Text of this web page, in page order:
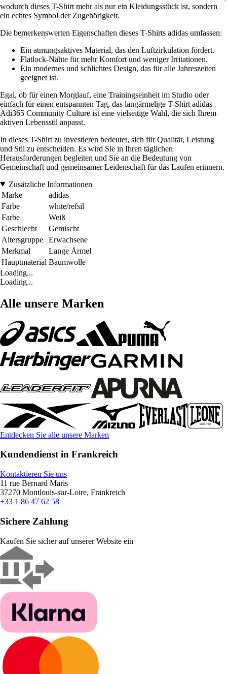
wodurch dieses T-Shirt mehr als nur ein Kleidungsstück ist, sondern
ein echtes Symbol der Zugehörigkeit.
Die bemerkenswerten Eigenschaften dieses T-Shirts adidas umfassen:
Ein atmungsaktives Material, das den Luftzirkulation fördert.
Flatlock-Nähte für mehr Komfort und weniger Irritationen.
Ein modernes und schlichtes Design, das für alle Jahreszeiten
geeignet ist.
Egal, ob für einen Morglauf, eine Trainingseinheit im Studio oder
einfach für einen entspannten Tag, das langärmelige T-Shirt adidas
Adi365 Community Culture ist eine vielseitige Wahl, die sich Ihrem
aktiven Lebensstil anpasst.
In dieses T-Shirt zu investieren bedeutet, sich für Qualität, Leistung
und Stil zu entscheiden. Es wird Sie in Ihren täglichen
Herausforderungen begleiten und Sie an die Bedeutung von
Gemeinschaft und gemeinsamer Leidenschaft für das Laufen erinnern.
Zusätzliche Informationen
Marke
adidas
Farbe
white/refsil
Farbe
Weiß
Geschlecht
Gemischt
Altersgruppe
Erwachsene
Merkmal
Lange Ärmel
Hauptmaterial Baumwolle
Loading...
Loading...
Alle unsere Marken
Entdecken Sie alle unsere Marken
Kundendienst in Frankreich
Kontaktieren Sie uns
11 rue Bernard Maris
37270 Montlouis-sur-Loire, Frankreich
+33 1 86 47 62 58
Sichere Zahlung
Kaufen Sie sicher auf unserer Website ein